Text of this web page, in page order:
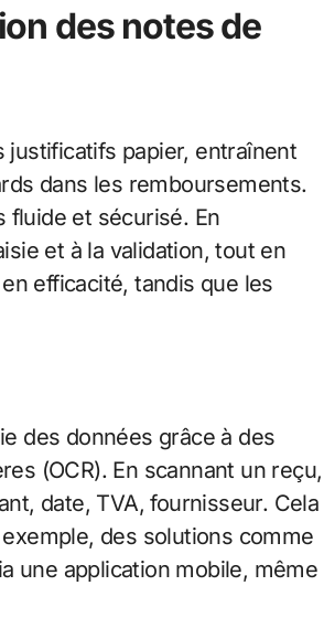
des notes de
justificatifs papier, entraînent
dans les remboursements.
fluide et sécurisé. En
et à la validation, tout en
efficacité, tandis que les
des données grâce à des
(OCR). En scannant un reçu,
date, TVA, fournisseur. Cela
des solutions comme
une application mobile, même